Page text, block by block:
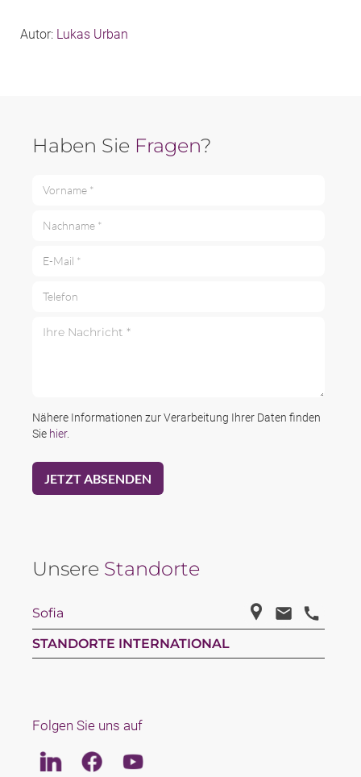
Autor: Lukas Urban
Haben Sie Fragen?
Nähere Informationen zur Verarbeitung Ihrer Daten finden
Sie hier.
Unsere Standorte
Sofia
STANDORTE INTERNATIONAL
Folgen Sie uns auf
LinkedinFacebookYoutube